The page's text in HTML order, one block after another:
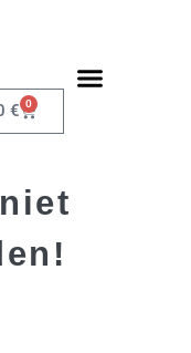
€ 0